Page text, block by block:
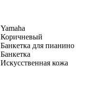
Yamaha
Коричневый
Банкетка для пианино
Банкетка
Искусственная кожа